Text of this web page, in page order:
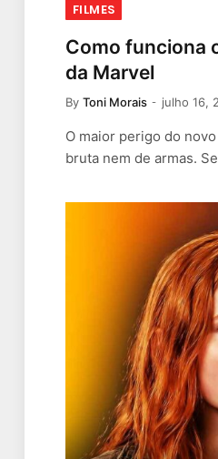
FILMES
Como funciona
da Marvel
By Toni Morais julho 16,
O maior perigo do
bruta nem de armas.